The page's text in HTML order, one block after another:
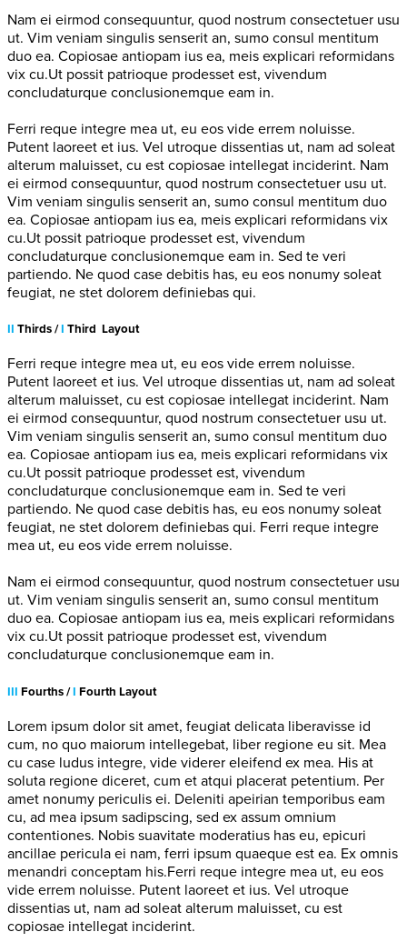
Nam ei eirmod consequuntur, quod nostrum consectetuer usu
ut. Vim veniam singulis senserit an, sumo consul mentitum
duo ea. Copiosae antiopam ius ea, meis explicari reformidans
vix cu.Ut possit patrioque prodesset est, vivendum
concludaturque conclusionemque eam in.
Ferri reque integre mea ut, eu eos vide errem noluisse.
Putent laoreet et ius. Vel utroque dissentias ut, nam ad soleat
alterum maluisset, cu est copiosae intellegat inciderint. Nam
ei eirmod consequuntur, quod nostrum consectetuer usu ut.
Vim veniam singulis senserit an, sumo consul mentitum duo
ea. Copiosae antiopam ius ea, meis explicari reformidans vix
cu.Ut possit patrioque prodesset est, vivendum
concludaturque conclusionemque eam in. Sed te veri
partiendo. Ne quod case debitis has, eu eos nonumy soleat
feugiat, ne stet dolorem definiebas qui.
II Thirds /I Third Layout
Ferri reque integre mea ut, eu eos vide errem noluisse.
Putent laoreet et ius. Vel utroque dissentias ut, nam ad soleat
alterum maluisset, cu est copiosae intellegat inciderint. Nam
ei eirmod consequuntur, quod nostrum consectetuer usu ut.
Vim veniam singulis senserit an, sumo consul mentitum duo
ea. Copiosae antiopam ius ea, meis explicari reformidans vix
cu.Ut possit patrioque prodesset est, vivendum
concludaturque conclusionemque eam in. Sed te veri
partiendo. Ne quod case debitis has, eu eos nonumy soleat
feugiat, ne stet dolorem definiebas qui. Ferri reque integre
mea ut, eu eos vide errem noluisse.
Nam ei eirmod consequuntur, quod nostrum consectetuer usu
ut. Vim veniam singulis senserit an, sumo consul mentitum
duo ea. Copiosae antiopam ius ea, meis explicari reformidans
vix cu.Ut possit patrioque prodesset est, vivendum
concludaturque conclusionemque eam in.
III Fourths /I Fourth Layout
Lorem ipsum dolor sit amet, feugiat delicata liberavisse id
cum, no quo maiorum intellegebat, liber regione eu sit. Mea
cu case ludus integre, vide viderer eleifend ex mea. His at
soluta regione diceret, cum et atqui placerat petentium. Per
amet nonumy periculis ei. Deleniti apeirian temporibus eam
cu, ad mea ipsum sadipscing, sed ex assum omnium
contentiones. Nobis suavitate moderatius has eu, epicuri
ancillae pericula ei nam, ferri ipsum quaeque est ea. Ex omnis
menandri conceptam his.Ferri reque integre mea ut, eu eos
vide errem noluisse. Putent laoreet et ius. Vel utroque
dissentias ut, nam ad soleat alterum maluisset, cu est
copiosae intellegat inciderint.